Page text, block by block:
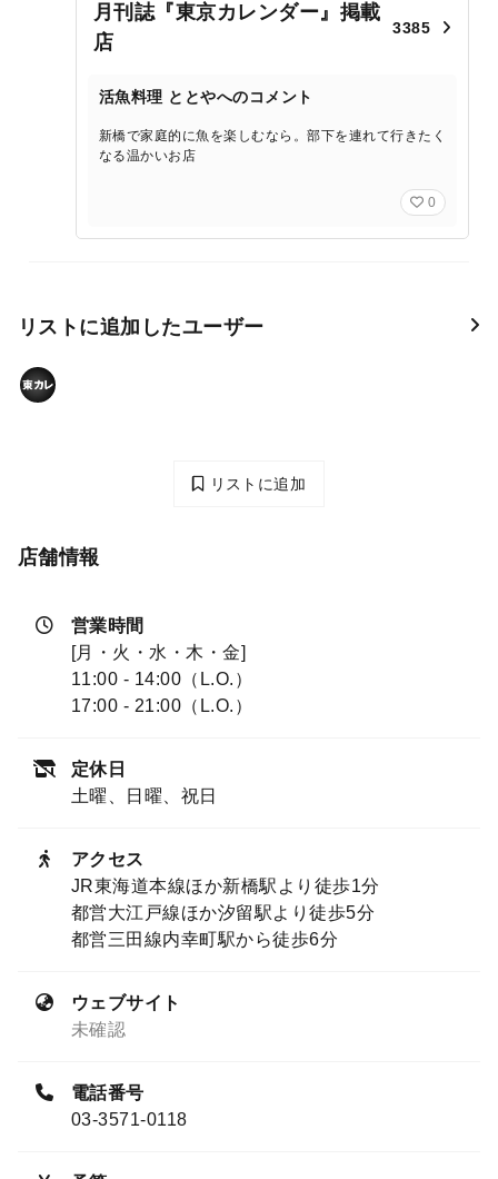
月刊誌『東京カレンダー』掲載
店
3385
活魚料理 ととやへのコメント
新橋で家庭的に魚を楽しむなら。部下を連れて行きたく
なる温かいお店
0
リストに追加したユーザー
リストに追加
店舗情報
営業時間
[月・火・水・木・金]
11:00 - 14:00（L.O.）
17:00 - 21:00（L.O.）
定休日
土曜、日曜、祝日
アクセス
JR東海道本線ほか新橋駅より徒歩1分
都営大江戸線ほか汐留駅より徒歩5分
都営三田線内幸町駅から徒歩6分
ウェブサイト
未確認
電話番号
03-3571-0118